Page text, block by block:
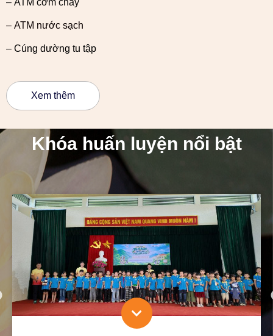
– ATM nước sạch
– Cúng dường tu tập
Xem thêm
Khóa huấn luyện nổi bật